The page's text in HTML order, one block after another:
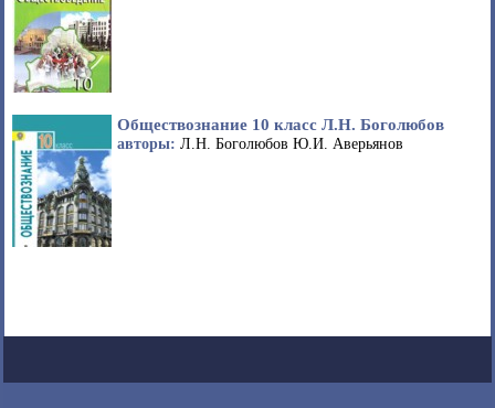
Обществознание 10 класс Л.Н. Боголюбов
авторы: Л.Н. Боголюбов Ю.И. Аверьянов